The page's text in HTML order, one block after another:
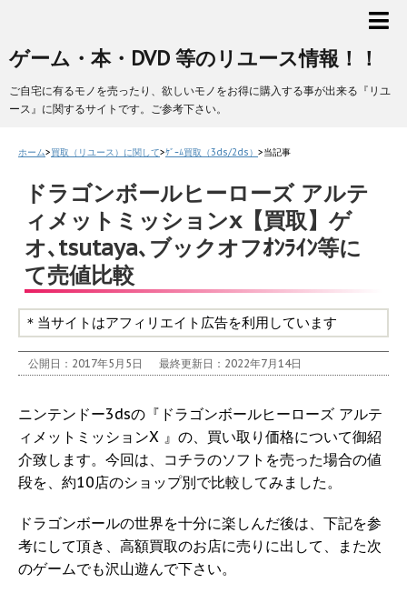
ゲーム・本・DVD 等のリユース情報！！
ご自宅に有るモノを売ったり、欲しいモノをお得に購入する事が出来る『リユ
ース』に関するサイトです。ご参考下さい。
ホーム>買取（リユース）に関して>ｹﾞｰﾑ買取（3ds/2ds） >当記事
ドラゴンボールヒーローズ アルテ
ィメットミッションx【買取】ゲ
オ､tsutaya､ブックオフｵﾝﾗｲﾝ等に
て売値比較
＊当サイトはアフィリエイト広告を利用しています
公開日：2017年5月5日 最終更新日：2022年7月14日
ニンテンドー3dsの『ドラゴンボールヒーローズ アルテ
ィメットミッションX 』の、買い取り価格について御紹
介致します。今回は、コチラのソフトを売った場合の値
段を、約10店のショップ別で比較してみました。
ドラゴンボールの世界を十分に楽しんだ後は、下記を参
考にして頂き、高額買取のお店に売りに出して、また次
のゲームでも沢山遊んで下さい。